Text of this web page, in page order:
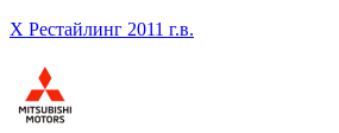
X Рестайлинг 2011 г.в.